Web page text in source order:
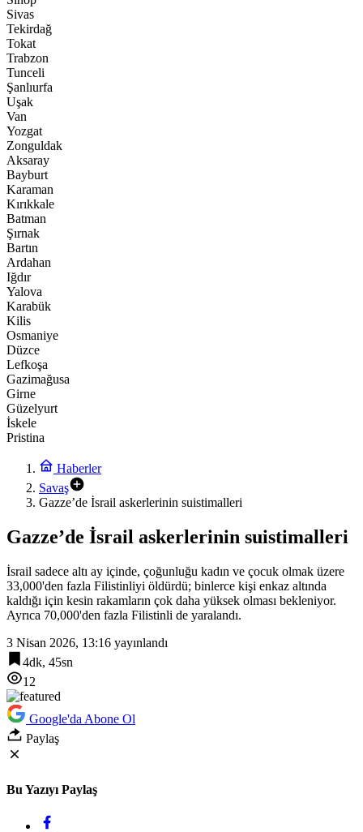
Sivas
Tekirdağ
Tokat
Trabzon
Tunceli
Şanlıurfa
Uşak
Van
Yozgat
Zonguldak
Aksaray
Bayburt
Karaman
Kırıkkale
Batman
Şırnak
Bartın
Ardahan
Iğdır
Yalova
Karabük
Kilis
Osmaniye
Düzce
Lefkoşa
Gazimağusa
Girne
Güzelyurt
İskele
Pristina
Haberler
Savaş
Gazze’de İsrail askerlerinin suistimalleri
Gazze’de İsrail askerlerinin suistimalleri
İsrail sadece altı ay içinde, çoğunluğu kadın ve çocuk olmak üzere
33,000'den fazla Filistinliyi öldürdü; binlerce kişi enkaz altında
kaldığı için kesin rakamların çok daha yüksek olması bekleniyor.
Ayrıca 70,000'den fazla Filistinli de yaralandı.
3 Nisan 2026, 13:16 yayınlandı
4dk, 45sn
12
Google'da Abone Ol
Paylaş
Bu Yazıyı Paylaş